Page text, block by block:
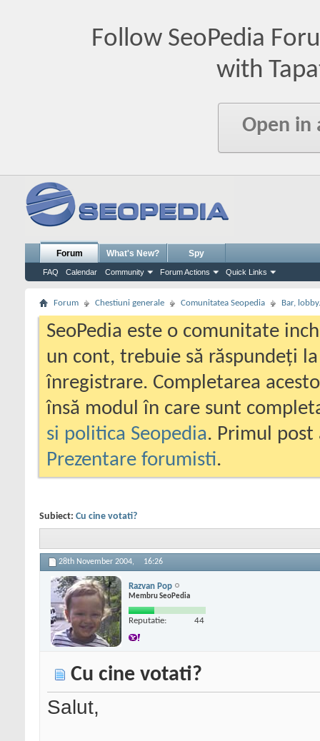
Follow SeoPedia
with
Open in
Forum
FAQ Calendar Community Forum Actions Quick Links
What's New? Spy
Forum Chestiuni generale Comunitatea Seopedia Bar,
SeoPedia este o comunitate
un cont, trebuie să răspundeți
înregistrare. Completarea
însă modul în care sunt
si politica Seopedia. Primul
Prezentare forumisti.
Subiect: Cu cine votati?
28th November 2004, 16:26
Razvan Pop
Membru SeoPedia
Reputatie: 44
Cu cine votati?
Salut,